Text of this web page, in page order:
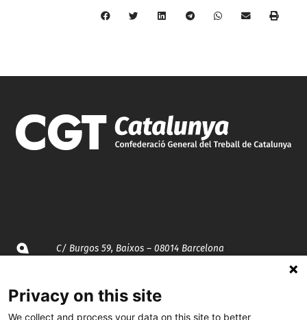
C/ Burgos 59, Baixos – 08014 Barcelona
935 120 481
Privacy on this site
We collect and process your data on this site to better